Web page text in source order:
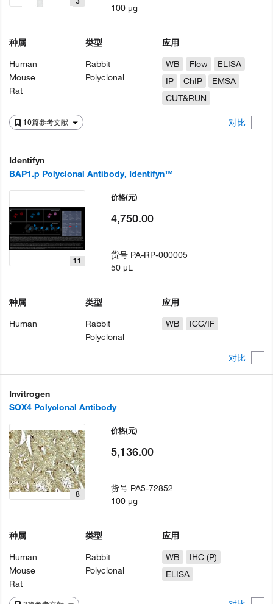
10篇参考文献 对比
种属
Human
Mouse
Rat
类型
Rabbit
Polyclonal
应用
WB
Flow
ELISA
IP
ChIP
EMSA
CUT&RUN
100 µg
Identifyn
BAP1.p Polyclonal Antibody, Identifyn™
对比
11
种属
Human
类型
Rabbit
Polyclonal
应用
WB
ICC/IF
价格(元)
4,750.00
货号 PA-RP-000005
50 µL
Invitrogen
SOX4 Polyclonal Antibody
8
种属
Human
Mouse
Rat
类型
Rabbit
Polyclonal
应用
WB
IHC (P)
ELISA
价格(元)
5,136.00
货号 PA5-72852
100 µg